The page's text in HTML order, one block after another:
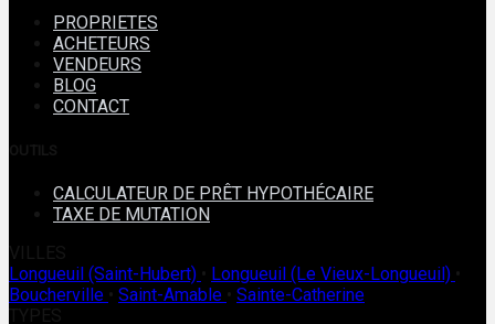
PROPRIETES
ACHETEURS
VENDEURS
BLOG
CONTACT
CALCULATEUR DE PRÊT HYPOTHÉCAIRE
TAXE DE MUTATION
Longueuil (Saint-Hubert)
Longueuil (Le Vieux-Longueuil)
Boucherville
Saint-Amable
Sainte-Catherine